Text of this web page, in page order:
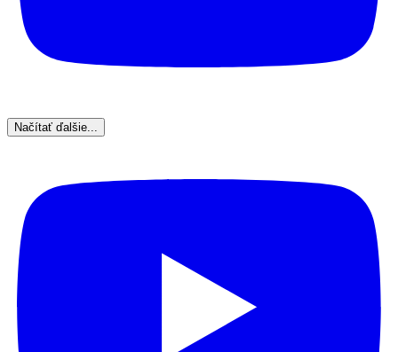
Načítať ďalšie...